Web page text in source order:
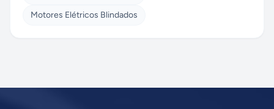
Motores Elétricos Blindados